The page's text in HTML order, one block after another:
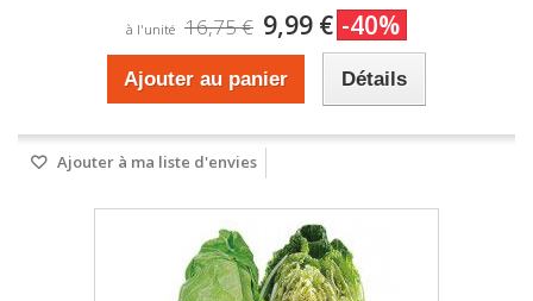
à l'unité 16,75 € 9,99 € -40%
Ajouter au panier Détails
Ajouter à ma liste d'envies